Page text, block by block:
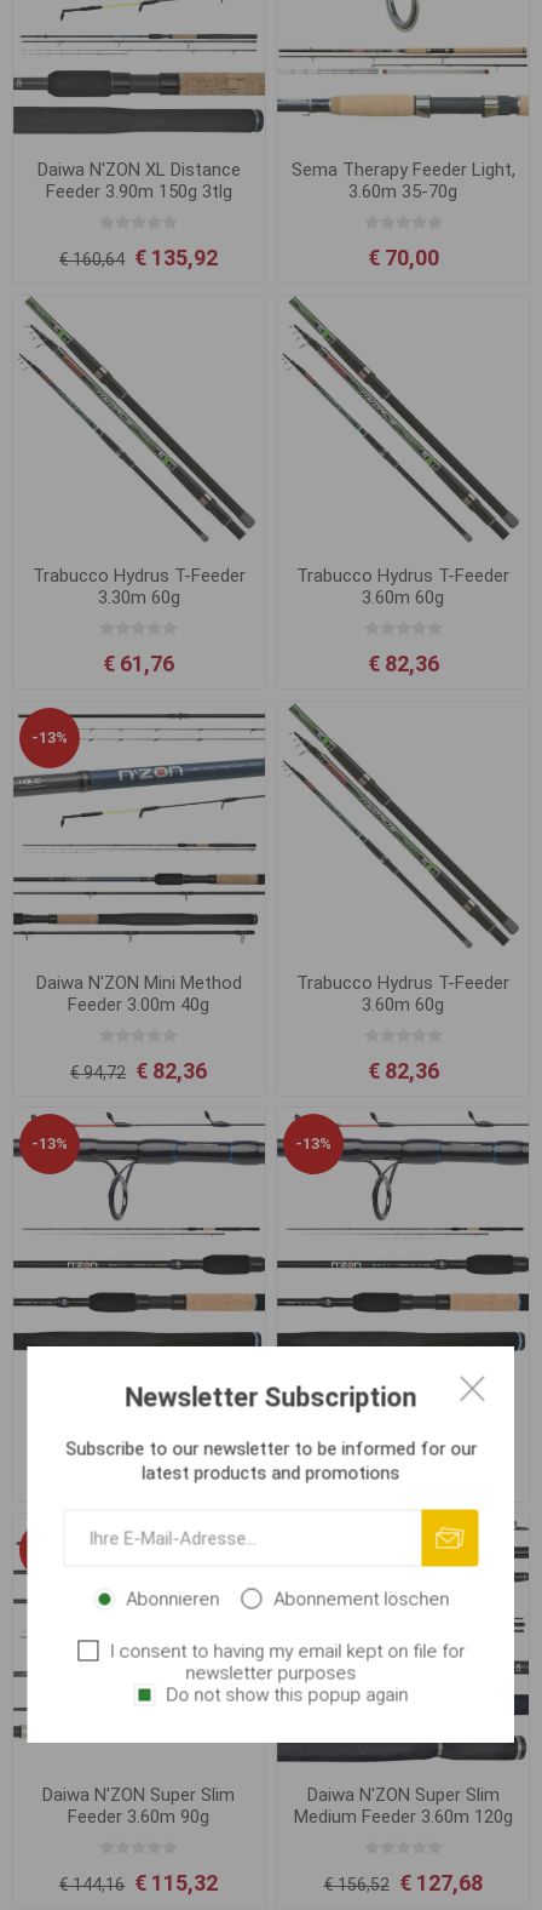
Daiwa N'ZON XL Distance
Feeder 3.90m 150g 3tlg
€ 160,64 € 135,92
Sema Therapy Feeder Light,
3.60m 35-70g
€ 70,00
Trabucco Hydrus T-Feeder
3.30m 60g
€ 61,76
Trabucco Hydrus T-Feeder
3.60m 60g
€ 82,36
-13%
Daiwa N'ZON Mini Method
Feeder 3.00m 40g
€ 94,72 € 82,36
Trabucco Hydrus T-Feeder
3.60m 60g
€ 82,36
-13%
Daiwa N'ZON Extension
Feeder 3.35m 50g
€ 82,36
-13%
Daiwa N'ZON Extension
Feeder 3.65m 80g
€ 127,68 € 111,20
Daiwa N'ZON Super Slim
Feeder 3.60m 90g
€ 144,16 € 115,32
Daiwa N'ZON Super Slim
Medium Feeder 3.60m 120g
€ 156,52 € 127,68
Newsletter Subscription
Subscribe to our newsletter to be informed for our
latest products and promotions
Abonnieren Abonnement löschen
I consent to having my email kept on file for
newsletter purposes
Do not show this popup again